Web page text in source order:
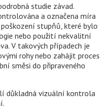
studie závad.
a označena míra
stupňů, které bylo
nebo použití nekvalitní
V takových případech je
rohy nebo zahájit proces
směsi do připraveného
důkladná vizuální kontrola